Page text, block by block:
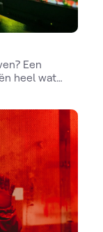
Een
heel wat
doen we niet
met
op de